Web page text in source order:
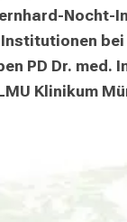
Nocht-
PD Dr. med.
Klinikum